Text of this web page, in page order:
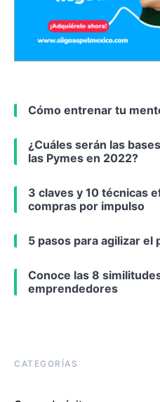
Cómo entrenar tu
¿Cuáles serán las
las Pymes en 2022?
3 claves y 10 técnicas
compras por impulso
5 pasos para agilizar el
Conoce las 8
emprendedores
CATEGORÍAS